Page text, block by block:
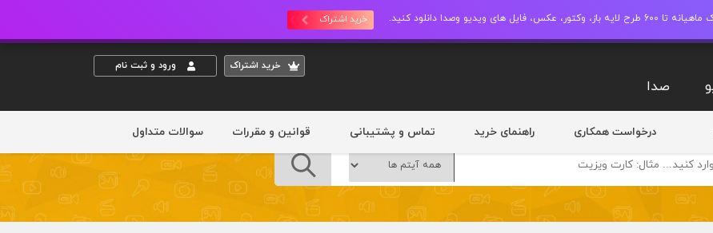
عکس، فایل های ویدیو وصدا دانلود کنید. خرید اشتراک
خريد اشتراک ورود و ثبت نام
صدا
درخواست همکاری راهنمای خرید تماس و پشتیبانی قوانین و مقررات سوالات متداول